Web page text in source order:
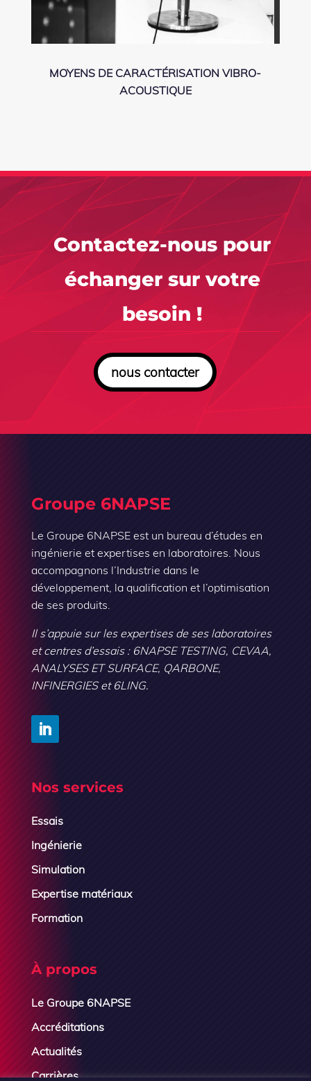
MOYENS DE CARACTÉRISATION VIBRO-
ACOUSTIQUE
Contactez-nous pour
échanger sur votre
besoin !
nous contacter
Groupe 6NAPSE
Le Groupe 6NAPSE est un bureau d’études en
ingénierie et expertises en laboratoires. Nous
accompagnons l’Industrie dans le
développement, la qualification et l’optimisation
de ses produits.
Il s’appuie sur les expertises de ses laboratoires
et centres d’essais : 6NAPSE TESTING, CEVAA,
ANALYSES ET SURFACE, QARBONE,
INFINERGIES et 6LING.
Nos services
Essais
Ingénierie
Simulation
Expertise matériaux
Formation
À propos
Le Groupe 6NAPSE
Accréditations
Actualités
Carrières